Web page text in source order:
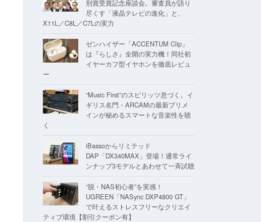
別賞受賞記念座談会。審査員が語り
尽くす「液晶テレビの進化」と、
X11L／C8L／C7Lの実力
ゼンハイザー「ACCENTUM Clip」
は『らしさ』全開の実力機！同社初
イヤーカフ型イヤホンを徹底レビュ
ー
“Music First”のスピリッツ息づく。イ
ギリス名門・ARCAMの最新プリメ
インが秘めるスマートな音楽性を聴
く
iBassoからリミテッド
DAP「DX340MAX」登場！通常ライ
ンナップ3モデルとあわせて一斉試聴
“脱・NAS初心者”を実感！
UGREEN「NASync DXP4800 GT」
で叶えるストレスフリーなクリエイ
ティブ環境【割引クーポン有】